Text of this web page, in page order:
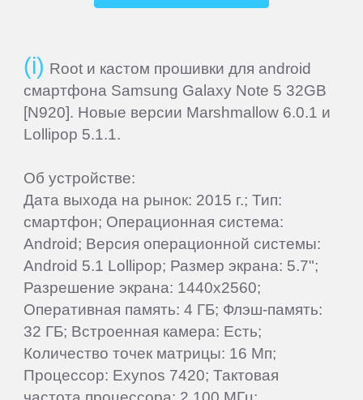
Root и кастом прошивки для android
смартфона Samsung Galaxy Note 5 32GB
[N920]. Новые версии Marshmallow 6.0.1 и
Lollipop 5.1.1.
Об устройстве:
Дата выхода на рынок: 2015 г.; Тип:
смартфон; Операционная система:
Android; Версия операционной системы:
Android 5.1 Lollipop; Размер экрана: 5.7";
Разрешение экрана: 1440x2560;
Оперативная память: 4 ГБ; Флэш-память:
32 ГБ; Встроенная камера: Есть;
Количество точек матрицы: 16 Мп;
Процессор: Exynos 7420; Тактовая
Firmware
Sitemap
3Q
4Good
Acer
ACME